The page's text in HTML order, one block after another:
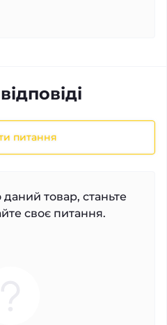
питання
товар, станьте
своє питання.